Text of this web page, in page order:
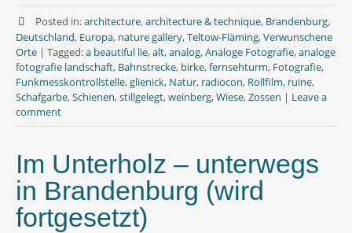
c
e
b
o
o
k
i
t
t
e
r
a
t
s
A
p
p
Posted in:architecture,architecture & technique, Brandenburg,
Deutschland, Europa, nature gallery,Teltow-Fläming,Verwunschene
Orte | Tagged:a beautiful lie,alt,analog,Analoge Fotografie,analoge
fotografie landschaft, Bahnstrecke, birke,fernsehturm, Fotografie,
Funkmesskontrollstelle,glienick, Natur, radiocon, Rollfilm, ruine,
Schafgarbe,Schienen,stillgelegt,weinberg,Wiese,Zossen | Leave a
comment
Im Unterholz – unterwegs
in Brandenburg (wird
fortgesetzt)